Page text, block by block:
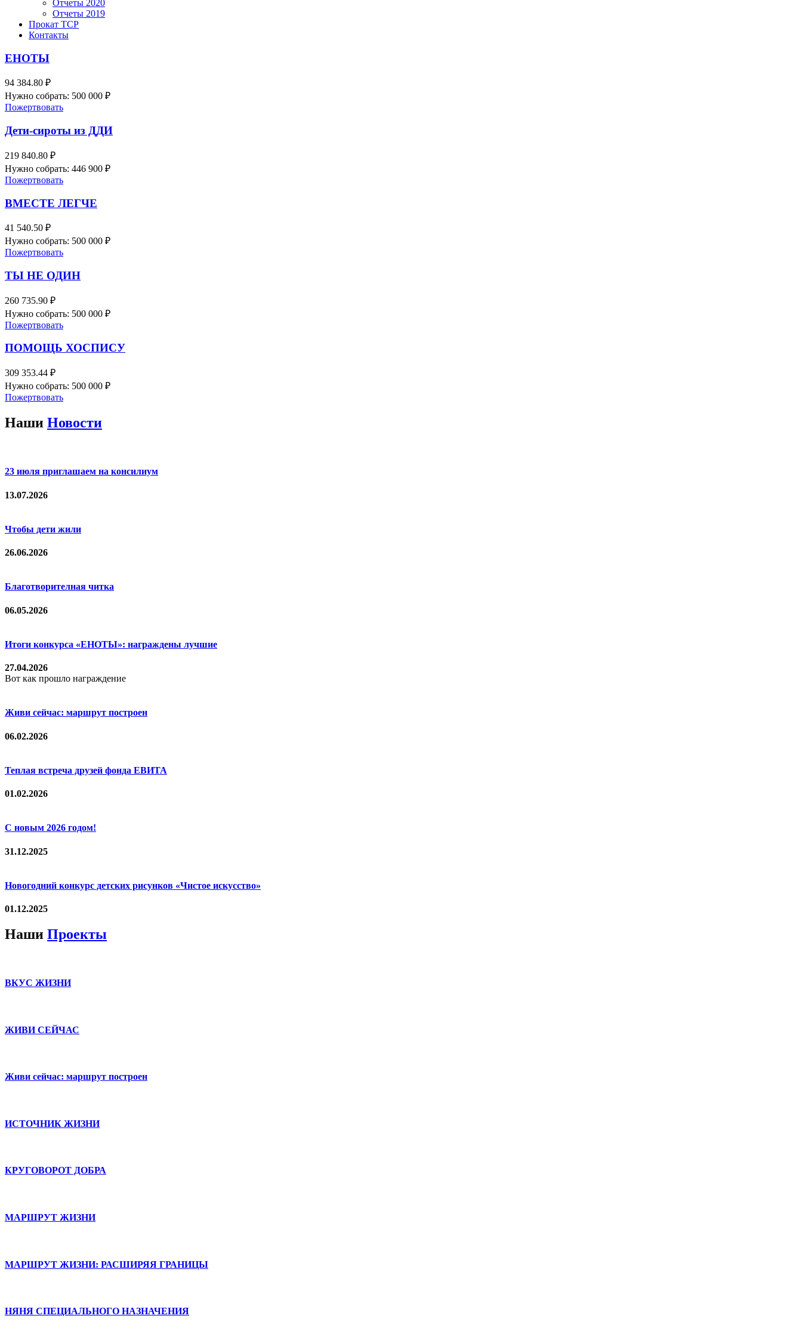
Отчеты 2020
Отчеты 2019
Прокат ТСР
Контакты
ЕНОТЫ
94 384.80 ₽
Нужно собрать: 500 000 ₽
Пожертвовать
Дети-сироты из ДДИ
219 840.80 ₽
Нужно собрать: 446 900 ₽
Пожертвовать
ВМЕСТЕ ЛЕГЧЕ
41 540.50 ₽
Нужно собрать: 500 000 ₽
Пожертвовать
ТЫ НЕ ОДИН
260 735.90 ₽
Нужно собрать: 500 000 ₽
Пожертвовать
ПОМОЩЬ ХОСПИСУ
309 353.44 ₽
Нужно собрать: 500 000 ₽
Пожертвовать
Наши Новости
23 июля приглашаем на консилиум
13.07.2026
Чтобы дети жили
26.06.2026
Благотворителная читка
06.05.2026
Итоги конкурса «ЕНОТЫ»: награждены лучшие
27.04.2026
Вот как прошло награждение
Живи сейчас: маршрут построен
06.02.2026
Теплая встреча друзей фонда ЕВИТА
01.02.2026
С новым 2026 годом!
31.12.2025
Новогодний конкурс детских рисунков «Чистое искусство»
01.12.2025
Наши Проекты
ВКУС ЖИЗНИ
ЖИВИ СЕЙЧАС
Живи сейчас: маршрут построен
ИСТОЧНИК ЖИЗНИ
КРУГОВОРОТ ДОБРА
МАРШРУТ ЖИЗНИ
МАРШРУТ ЖИЗНИ: РАСШИРЯЯ ГРАНИЦЫ
НЯНЯ СПЕЦИАЛЬНОГО НАЗНАЧЕНИЯ